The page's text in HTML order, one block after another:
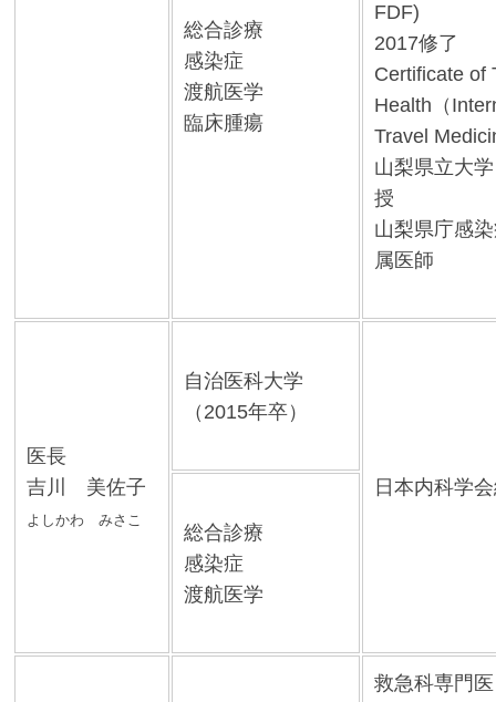
FDF)
2017修了
Certificate of
Health（
Travel
山梨県立大
授
山梨県庁感
属医師
総合診療
感染症
渡航医学
臨床腫瘍
医長
吉川 美佐子
よしかわ みさこ
自治医科大学
（2015年卒）
日本内科学
総合診療
感染症
渡航医学
救急科専門医